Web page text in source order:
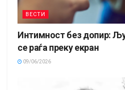
ВЕСТИ
Интимност без допир:
се раѓа преку екран
09/06/2026